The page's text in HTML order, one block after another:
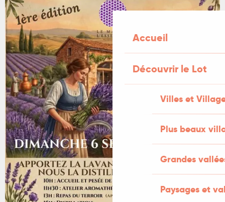
Accueil
Découvrir le Lot
Villes et
Plus beaux
Grandes
Paysages et